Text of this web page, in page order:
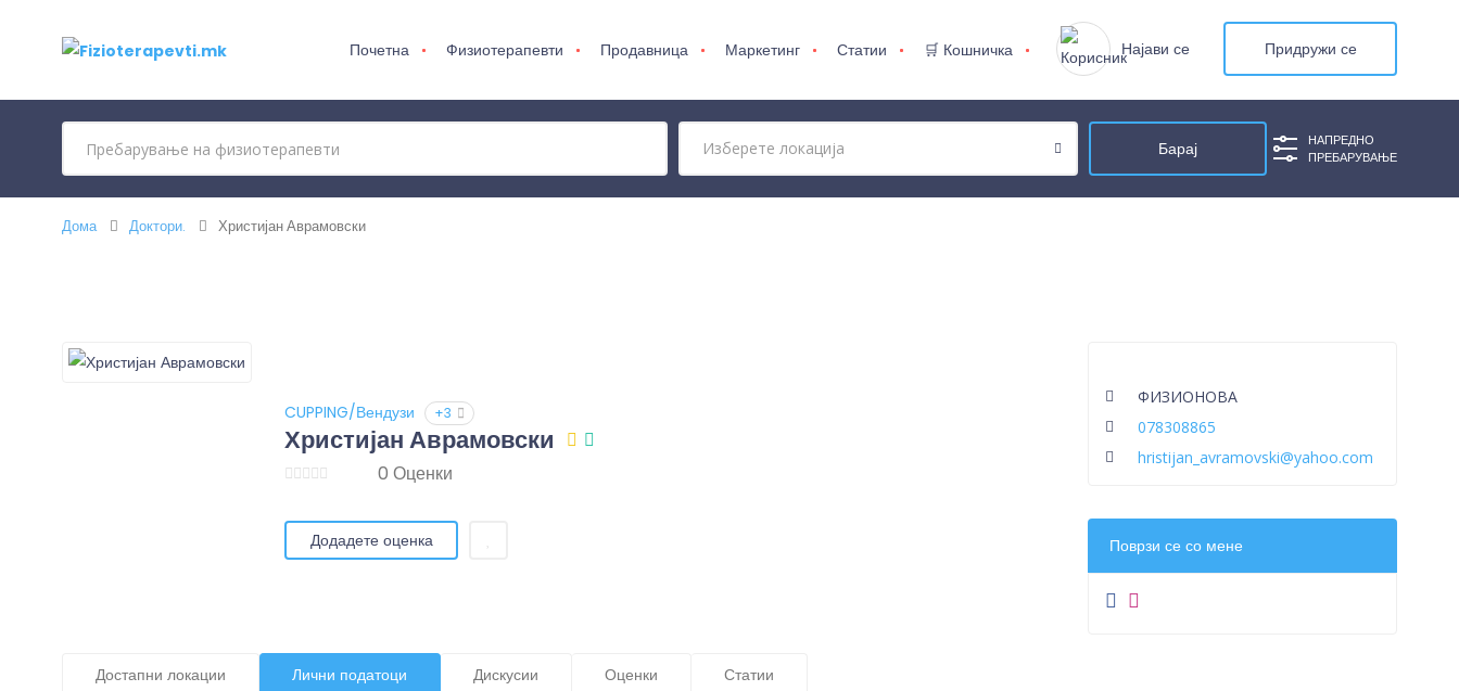
Почетна Физиотерапевти Продавница Маркетинг Статии 🛒 Кошничка Најави се Придружи се
НАПРЕДНО
ПРЕБАРУВАЊЕ
Дома Доктори. Христијан Аврамовски
CUPPING/Вендузи +3
Христијан Аврамовски
0 Оценки
Додадете оценка
Достапни локации Лични податоци Дискусии Оценки Статии
ФИЗИОНОВА
078308865
hristijan_avramovski@yahoo.com
Поврзи се со мене